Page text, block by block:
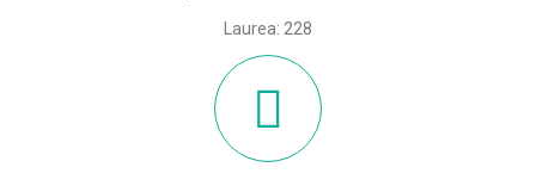
Laurea: 228